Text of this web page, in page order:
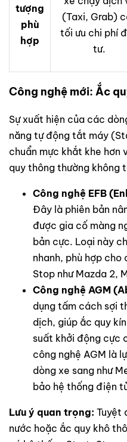
tượng
phù
hợp
(Taxi, Grab)
tối ưu chi phí
tư.
Công nghệ mới: Ắc
Sự xuất hiện của các
năng tự động tắt máy
chuẩn mực khắt khe hơn
quy thông thường không
Công nghệ EFB
Đây là phiên bản
được gia cố màng
bản cực. Loại này
nhanh, phù hợp
Stop như Mazda 2,
Công nghệ AGM
dụng tấm cách sợi
dịch, giúp ắc quy
suất khởi động cực
công nghệ AGM là
dòng xe sang như
bảo hệ thống điện
Lưu ý quan trọng: Tuyệt
nước hoặc ắc quy khô